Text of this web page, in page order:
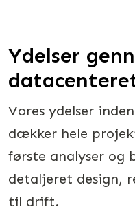
Ydelser
Vores ydelser
dækker hele
første analyser og
detaljeret design,
til drift.